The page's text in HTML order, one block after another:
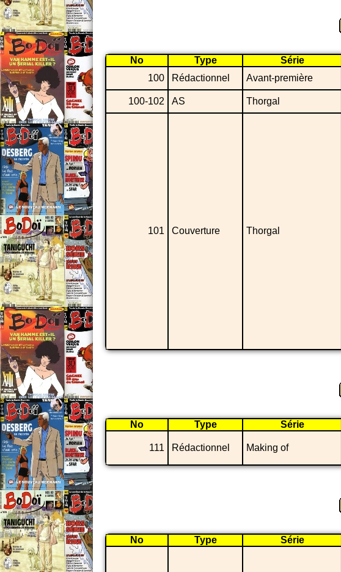
No Type Série
100
Rédactionnel Avant-première
100-102
AS Thorgal
101 Couverture Thorgal
No Type Série
111 Rédactionnel Making of
No Type Série